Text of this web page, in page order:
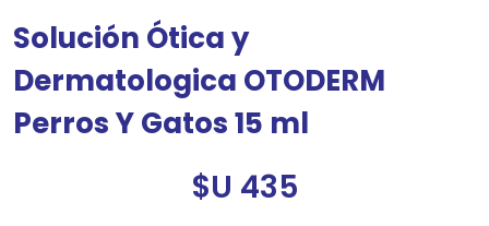
Solución Ótica y
Dermatologica OTODERM
Perros Y Gatos 15 ml
$U 435